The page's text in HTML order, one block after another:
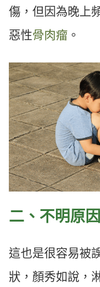
傷，但因為晚上
惡性骨肉瘤 。
二、不明原
這也是很容易被
狀，顏秀如說，